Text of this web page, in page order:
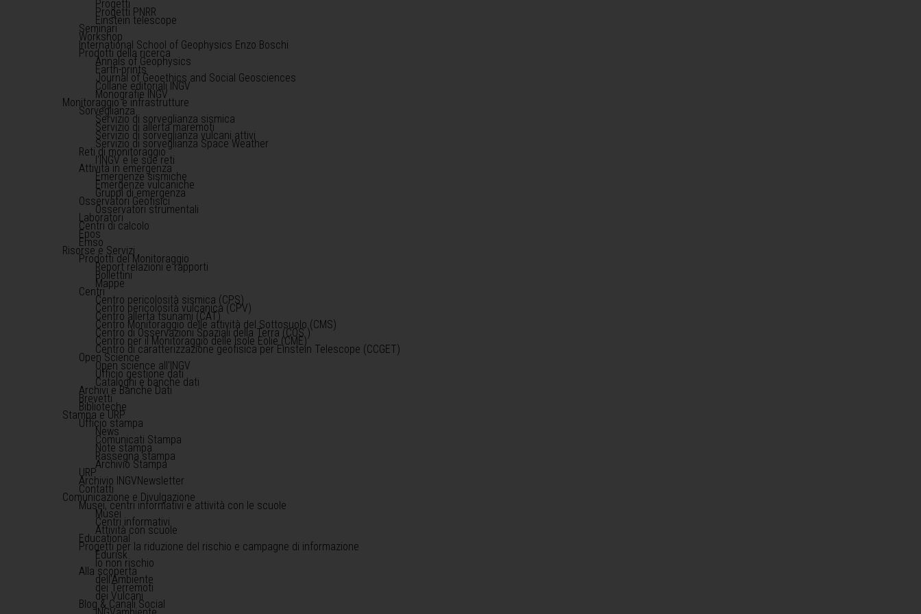
Progetti
Progetti PNRR
Einstein telescope
Seminari
Workshop
International School of Geophysics Enzo Boschi
Prodotti della ricerca
Annals of Geophysics
Earth-prints
Journal of Geoethics and Social Geosciences
Collane editoriali INGV
Monografie INGV
Monitoraggio e infrastrutture
Sorveglianza
Servizio di sorveglianza sismica
Servizio di allerta maremoti
Servizio di sorveglianza vulcani attivi
Servizio di sorveglianza Space Weather
Reti di monitoraggio
l'INGV e le sue reti
Attività in emergenza
Emergenze sismiche
Emergenze vulcaniche
Gruppi di emergenza
Osservatori Geofisici
Osservatori strumentali
Laboratori
Centri di calcolo
Epos
Emso
Risorse e Servizi
Prodotti del Monitoraggio
Report relazioni e rapporti
Bollettini
Mappe
Centri
Centro pericolosità sismica (CPS)
Centro pericolosità vulcanica (CPV)
Centro allerta tsunami (CAT)
Centro Monitoraggio delle attività del Sottosuolo (CMS)
Centro di Osservazioni Spaziali della Terra (COS )
Centro per il Monitoraggio delle Isole Eolie (CME)
Centro di caratterizzazione geofisica per Einstein Telescope (CCGET)
Open Science
Open science all'INGV
Ufficio gestione dati
Cataloghi e banche dati
Archivi e Banche Dati
Brevetti
Biblioteche
Stampa e URP
Ufficio stampa
News
Comunicati Stampa
Note stampa
Rassegna stampa
Archivio Stampa
URP
Archivio INGVNewsletter
Contatti
Comunicazione e Divulgazione
Musei, centri informativi e attività con le scuole
Musei
Centri informativi
Attività con scuole
Educational
Progetti per la riduzione del rischio e campagne di informazione
Edurisk
Io non rischio
Alla scoperta
dell'Ambiente
dei Terremoti
dei Vulcani
Blog & Canali Social